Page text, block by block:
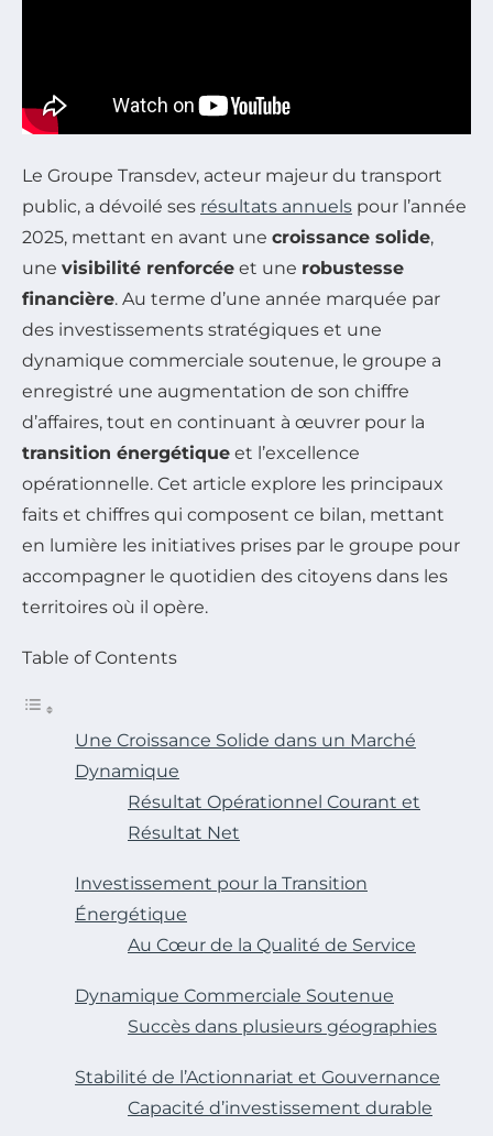
Le Groupe Transdev, acteur majeur du transport
public, a dévoilé ses résultats annuels pour l’année
2025, mettant en avant une croissance solide,
une visibilité renforcée et une robustesse
financière. Au terme d’une année marquée par
des investissements stratégiques et une
dynamique commerciale soutenue, le groupe a
enregistré une augmentation de son chiffre
d’affaires, tout en continuant à œuvrer pour la
transition énergétique et l’excellence
opérationnelle. Cet article explore les principaux
faits et chiffres qui composent ce bilan, mettant
en lumière les initiatives prises par le groupe pour
accompagner le quotidien des citoyens dans les
territoires où il opère.
Table of Contents
Une Croissance Solide dans un Marché
Dynamique
Résultat Opérationnel Courant et
Résultat Net
Investissement pour la Transition
Énergétique
Au Cœur de la Qualité de Service
Dynamique Commerciale Soutenue
Succès dans plusieurs géographies
Stabilité de l’Actionnariat et Gouvernance
Capacité d’investissement durable